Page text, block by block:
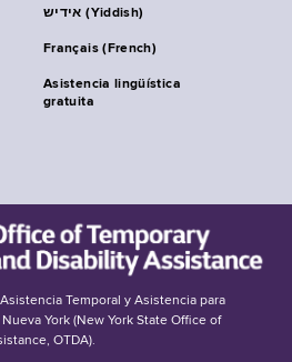
אידיש (Yiddish)
Français (French)
Asistencia lingüística
gratuita
Temporal y Asistencia para
York (New York State Office of
OTDA).